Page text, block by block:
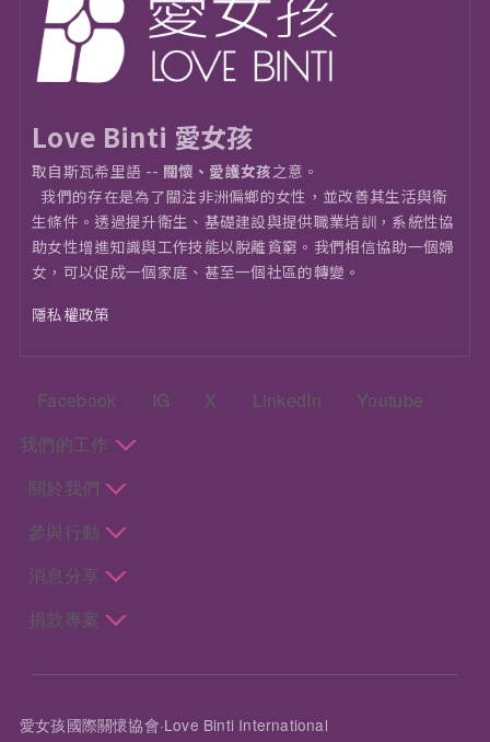
Love Binti 愛女孩
取自斯瓦希里語 -- 關懷、愛護女孩之意。
我們的存在是為了關注非洲偏鄉的女性，並改善其生活與衛
⽣條件。透過提升衛生、基礎建設與提供職業培訓，系統性協
助女性增進知識與工作技能以脫離貧窮。我們相信協助一個婦
女，可以促成一個家庭、甚至一個社區的轉變。
隱私權政策
頁尾：社群選單
Facebook IG X LinkedIn Youtube
頁尾：主選單
我們的工作
關於我們
參與行動
消息分享
捐款專案
愛女孩國際關懷協會·Love Binti International